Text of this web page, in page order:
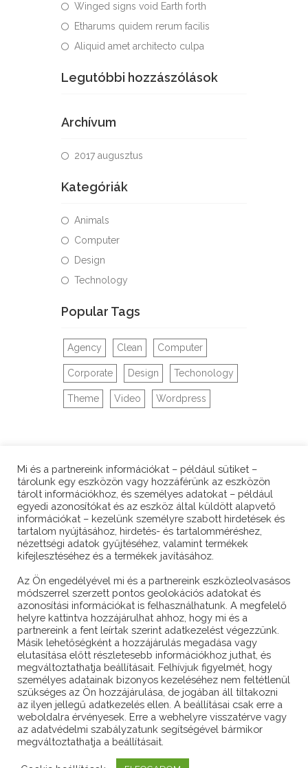
Winged signs void Earth forth
Etharums quidem rerum facilis
Aliquid amet architecto culpa
Legutóbbi hozzászólások
Archívum
2017 augusztus
Kategóriák
Animals
Computer
Design
Technology
Popular Tags
Agency Clean Computer
Corporate Design Techonology
Theme Video Wordpress
KAPCSOLAT / CONTACT
2360 Gyál, Somogyi Béla utca 67.
+36 30 211-2945
szitai.robert@green-smart.hu
www.green-smart.hu
Copyright © Green & Smart Tech Kft.
Mi és a partnereink információkat – például sütiket –
tárolunk egy eszközön vagy hozzáférünk az eszközön
tárolt információkhoz, és személyes adatokat – például
egyedi azonosítókat és az eszköz által küldött alapvető
információkat – kezelünk személyre szabott hirdetések és
tartalom nyújtásához, hirdetés- és tartalomméréshez,
nézettségi adatok gyűjtéséhez, valamint termékek
kifejlesztéséhez és a termékek javításához.
Az Ön engedélyével mi és a partnereink eszközleolvasásos
módszerrel szerzett pontos geolokációs adatokat és
azonosítási információkat is felhasználhatunk. A megfelelő
helyre kattintva hozzájárulhat ahhoz, hogy mi és a
partnereink a fent leírtak szerint adatkezelést végezzünk.
Másik lehetőségként a hozzájárulás megadása vagy
elutasítása előtt részletesebb információkhoz juthat, és
megváltoztathatja beállításait. Felhívjuk figyelmét, hogy
személyes adatainak bizonyos kezeléséhez nem feltétlenül
szükséges az Ön hozzájárulása, de jogában áll tiltakozni
az ilyen jellegű adatkezelés ellen. A beállításai csak erre a
weboldalra érvényesek. Erre a webhelyre visszatérve vagy
az adatvédelmi szabályzatunk segítségével bármikor
megváltoztathatja a beállításait.